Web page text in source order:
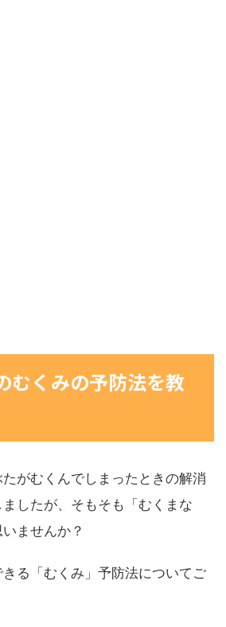
むくみの予防法を教
たがむくんでしまったときの解消
したが、そもそも「むくまな
ませんか？
る「むくみ」予防法についてご